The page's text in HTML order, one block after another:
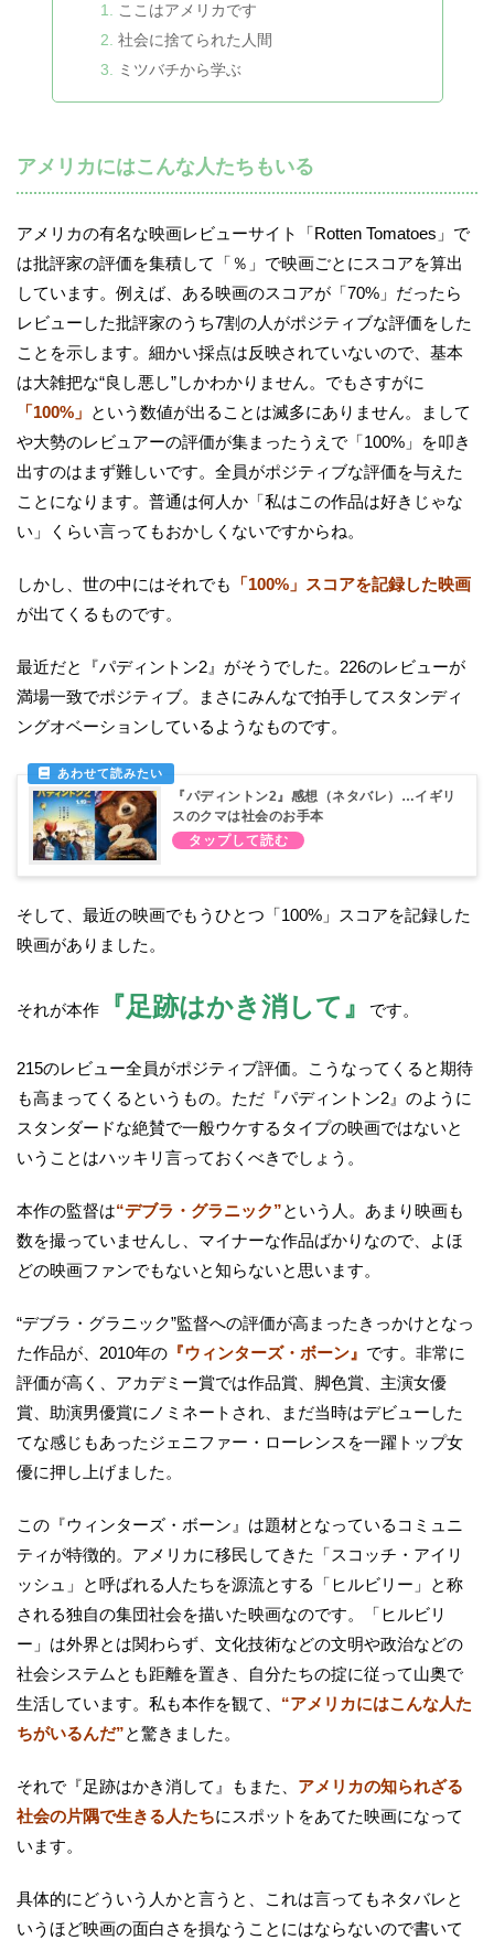
ここはアメリカです
社会に捨てられた人間
ミツバチから学ぶ
アメリカにはこんな人たちもいる
アメリカの有名な映画レビューサイト「Rotten Tomatoes」で
は批評家の評価を集積して「％」で映画ごとにスコアを算出
しています。例えば、ある映画のスコアが「70%」だったら
レビューした批評家のうち7割の人がポジティブな評価をした
ことを示します。細かい採点は反映されていないので、基本
は大雑把な“良し悪し”しかわかりません。でもさすがに
「100%」 という数値が出ることは滅多にありません。まして
や大勢のレビュアーの評価が集まったうえで「100%」を叩き
出すのはまず難しいです。全員がポジティブな評価を与えた
ことになります。普通は何人か「私はこの作品は好きじゃな
い」くらい言ってもおかしくないですからね。
しかし、世の中にはそれでも
「100%」スコアを記録した映画
が出てくるものです。
最近だと『パディントン2』がそうでした。226のレビューが
満場一致でポジティブ。まさにみんなで拍手してスタンディ
ングオベーションしているようなものです。
『パディントン2』感想（ネタバレ）…イギリ
スのクマは社会のお手本
そして、最近の映画でもうひとつ「100%」スコアを記録した
映画がありました。
それが本作 『足跡はかき消して』 です。
215のレビュー全員がポジティブ評価。こうなってくると期待
も高まってくるというもの。ただ『パディントン2』のように
スタンダードな絶賛で一般ウケするタイプの映画ではないと
いうことはハッキリ言っておくべきでしょう。
本作の監督は“デブラ・グラニック”という人。あまり映画も
数を撮っていませんし、マイナーな作品ばかりなので、よほ
どの映画ファンでもないと知らないと思います。
“デブラ・グラニック”監督への評価が高まったきっかけとなっ
た作品が、2010年の 『ウィンターズ・ボーン』 です。非常に
評価が高く、アカデミー賞では作品賞、脚色賞、主演女優
賞、助演男優賞にノミネートされ、まだ当時はデビューした
てな感じもあったジェニファー・ローレンスを一躍トップ女
優に押し上げました。
この『ウィンターズ・ボーン』は題材となっているコミュニ
ティが特徴的。アメリカに移民してきた「スコッチ・アイリ
ッシュ」と呼ばれる人たちを源流とする「ヒルビリー」と称
される独自の集団社会を描いた映画なのです。「ヒルビリ
ー」は外界とは関わらず、文化技術などの文明や政治などの
社会システムとも距離を置き、自分たちの掟に従って山奥で
生活しています。私も本作を観て、 “アメリカにはこんな人た
ちがいるんだ”と驚きました。
それで『足跡はかき消して』もまた、 アメリカの知られざる
社会の片隅で生きる人たちにスポットをあてた映画になって
います。
具体的にどういう人かと言うと、これは言ってもネタバレと
いうほど映画の面白さを損なうことにはならないので書いて